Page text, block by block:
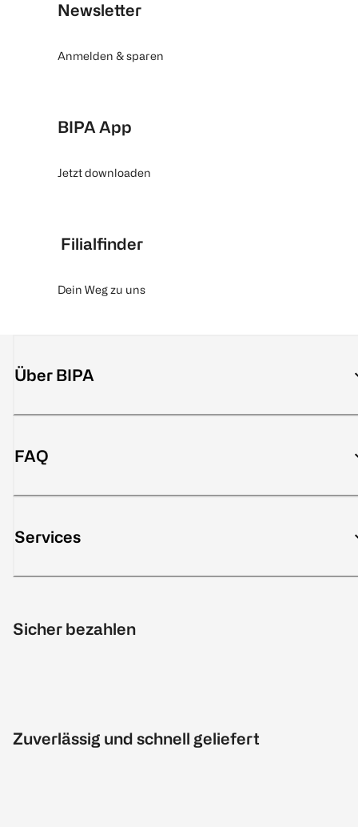
Newsletter
Anmelden & sparen
BIPA App
Jetzt downloaden
Filialfinder
Dein Weg zu uns
Über BIPA
FAQ
Services
Sicher bezahlen
Zuverlässig und schnell geliefert